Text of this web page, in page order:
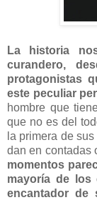
La historia
curandero,
protagonistas
este peculiar
hombre que
que no es del
la primera de
dan en contadas
momentos
mayoría de los
encantador de